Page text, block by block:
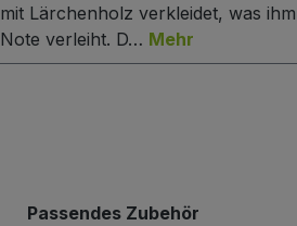
mit Lärchenholz verkleidet, was
Note verleiht. D… Mehr
Produktgalerie überspringen
Passendes Zubehör